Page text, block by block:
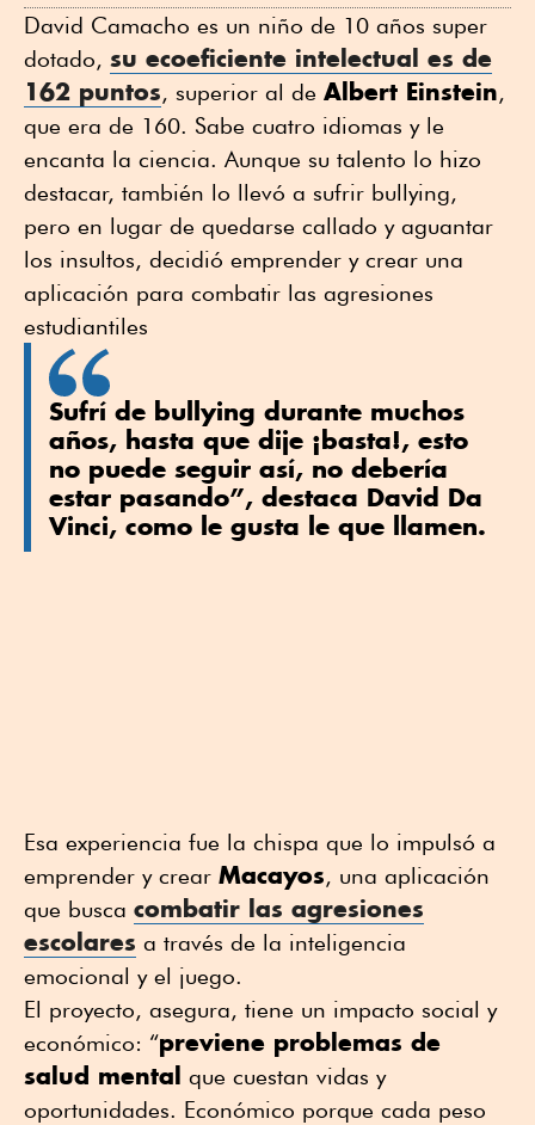
David Camacho es un niño de 10 años super
dotado, su ecoeficiente intelectual es de
162 puntos, superior al de Albert Einstein,
que era de 160. Sabe cuatro idiomas y le
encanta la ciencia. Aunque su talento lo hizo
destacar, también lo llevó a sufrir bullying,
pero en lugar de quedarse callado y aguantar
los insultos, decidió emprender y crear una
aplicación para combatir las agresiones
estudiantiles
Sufrí de bullying durante muchos
años, hasta que dije ¡basta!, esto
no puede seguir así, no debería
estar pasando”, destaca David Da
Vinci, como le gusta le que llamen.
Esa experiencia fue la chispa que lo impulsó a
emprender y crear Macayos, una aplicación
que busca combatir las agresiones
escolares a través de la inteligencia
emocional y el juego.
El proyecto, asegura, tiene un impacto social y
económico: “previene problemas de
salud mental que cuestan vidas y
oportunidades. Económico porque cada peso